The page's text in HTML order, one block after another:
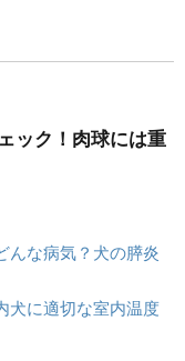
ック！肉球には重
んな病気？犬の膵炎
犬に適切な室内温度